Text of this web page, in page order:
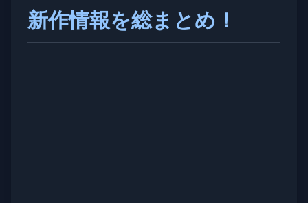
新作情報を総まとめ！